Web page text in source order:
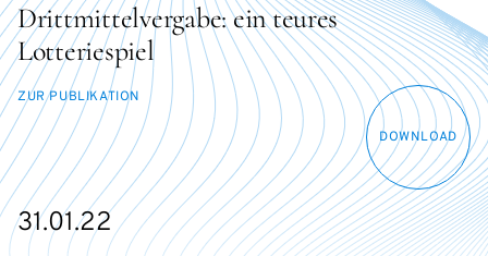
Drittmittelvergabe: ein teures
Lotteriespiel
DOWNLOAD
ZUR PUBLIKATION
31.01.22